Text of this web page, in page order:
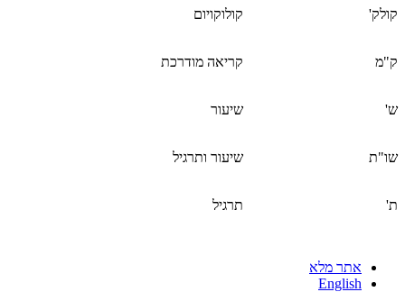
קולק' קולוקויום
ק"מ קריאה מודרכת
ש' שיעור
שו"ת שיעור ותרגיל
ת' תרגיל
אתר מלא
English